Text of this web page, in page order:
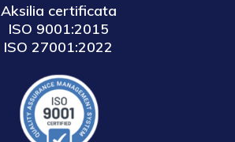
Aksilia certificata
ISO 9001:2015
ISO 27001:2022